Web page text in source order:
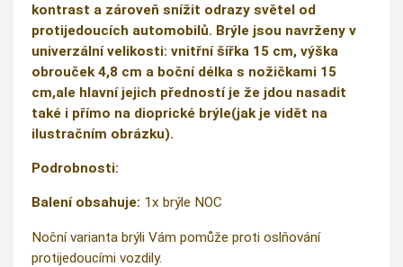
kontrast a zároveň snížit odrazy světel od
protijedoucích automobilů. Brýle jsou navrženy v
univerzální velikosti: vnitřní šířka 15 cm, výška
obrouček 4,8 cm a boční délka s nožičkami 15
cm,ale hlavní jejich předností je že jdou nasadit
také i přímo na dioprické brýle(jak je vidět na
ilustračním obrázku).
Podrobnosti:
Balení obsahuje: 1x brýle NOC
Noční varianta brýli Vám pomůže proti oslňování
protijedoucími vozdily.